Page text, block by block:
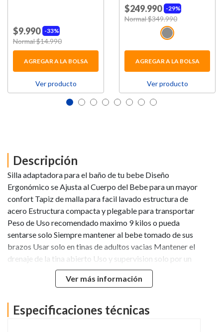
33%
$9.990
Price reduced from
Normal $14.990
AGREGAR A LA BOLSA
Ver producto
29%
$249.990
Price reduced from
Normal $349.990
AGREGAR A LA BOLSA
Ver producto
Descripción
Silla adaptadora para el baño de tu bebe Diseño
Ergonómico se Ajusta al Cuerpo del Bebe para un mayor
confort Tapiz de malla para facil lavado estructura de
acero Estructura compacta y plegable para transportar
Peso de Uso recomendado maximo 9 kilos o pueda
sentarse solo Siempre mantener al bebe tomado de sus
brazos Usar solo en tinas de adultos vacias Mantener el
drenaje de la tina abierto Uso y supervision solo por un
adulto Usa solo en superficies planas de la tina de adultos
No cargar al bebe junto con el asiento. No esta diseñado
Ver más información
Especificaciones técnicas